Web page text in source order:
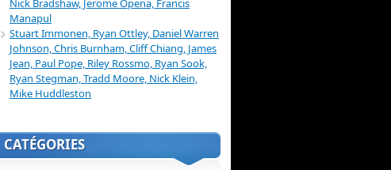
Nick Bradshaw, Jerome Opena, Francis
Manapul
Stuart Immonen, Ryan Ottley, Daniel Warren
Johnson, Chris Burnham, Cliff Chiang, James
Jean, Paul Pope, Riley Rossmo, Ryan Sook,
Ryan Stegman, Tradd Moore, Nick Klein,
Mike Huddleston
CATÉGORIES